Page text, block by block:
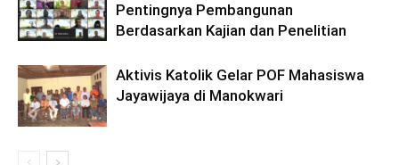
Pentingnya Pembangunan
Berdasarkan Kajian dan Penelitian
Aktivis Katolik Gelar POF Mahasiswa
Jayawijaya di Manokwari